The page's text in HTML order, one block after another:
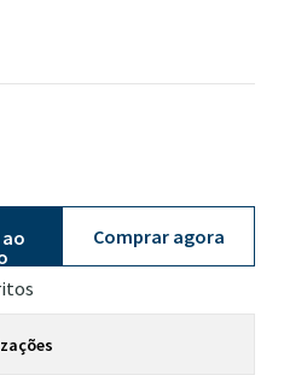
Comprar agora